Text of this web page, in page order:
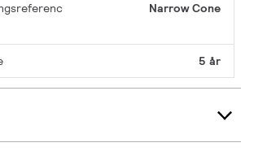
Narrow Cone
5 år